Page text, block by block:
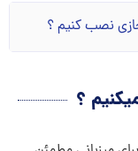
نصب کنیم ؟
؟